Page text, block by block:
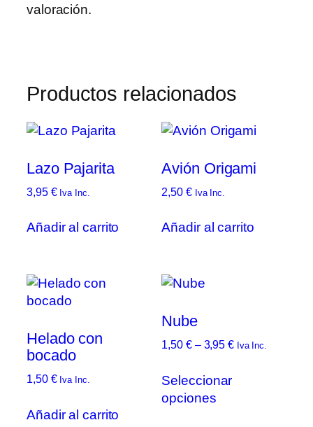
valoración.
Productos relacionados
Lazo Pajarita
3,95 € Iva Inc.
Añadir al carrito
Avión Origami
2,50 € Iva Inc.
Añadir al carrito
Helado con
bocado
1,50 € Iva Inc.
Añadir al carrito
Nube
1,50 € – 3,95€Rango
Iva Inc.
Seleccionar
opciones